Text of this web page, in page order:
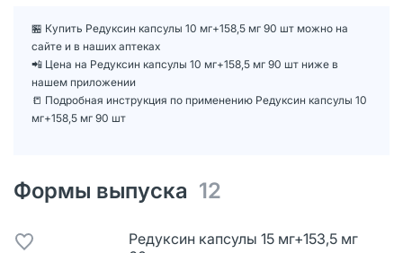
🏪 Купить Редуксин капсулы 10 мг+158,5 мг 90 шт можно на
сайте и в наших аптеках
📲 Цена на Редуксин капсулы 10 мг+158,5 мг 90 шт ниже в
нашем приложении
📒 Подробная инструкция по применению Редуксин капсулы 10
мг+158,5 мг 90 шт
Формы выпуска 12
Редуксин капсулы 15 мг+153,5 мг